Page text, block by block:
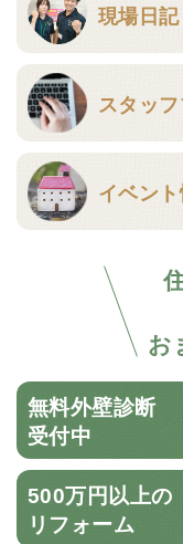
現場日記
スタッ
イベン
お
無料外壁診断
受付中
500万円以上の
リフォーム